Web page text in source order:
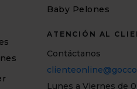
Baby Pelones
ATENCIÓN AL
Contáctanos
Lunes a Viernes de